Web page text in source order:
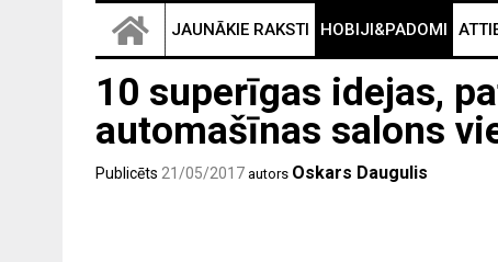
JAUNĀKIE RAKSTI HOBIJI&PADOMI
10 superīgas idejas,
automašīnas salons
Publicēts 21/05/2017 autors Oskars Daugulis